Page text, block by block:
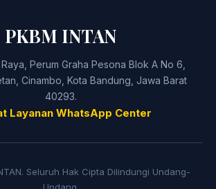
PKBM INTAN
Perum Graha Pesona Blok A No 6,
Cinambo, Kota Bandung, Jawa Barat
40293.
Layanan WhatsApp Center
Seluruh Hak Cipta Dilindungi Undang-
Undang.